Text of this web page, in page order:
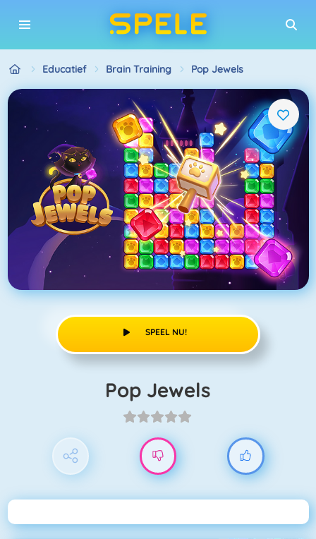
Educatief Brain Training Pop Jewels
SPEEL NU!
Pop Jewels